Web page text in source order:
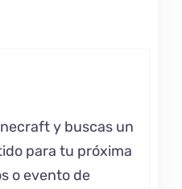
y buscas un
para tu próxima
o evento de